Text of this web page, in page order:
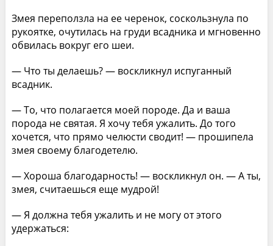
Змея переползла на ее черенок, соскользнула по
рукоятке, очутилась на груди всадника и мгновенно
обвилась вокруг его шеи.
— Что ты делаешь? — воскликнул испуганный
всадник.
— То, что полагается моей породе. Да и ваша
порода не святая. Я хочу тебя ужалить. До того
хочется, что прямо челюсти сводит! — прошипела
змея своему благодетелю.
— Хороша благодарность! — воскликнул он. — А ты,
змея, считаешься еще мудрой!
— Я должна тебя ужалить и не могу от этого
удержаться: